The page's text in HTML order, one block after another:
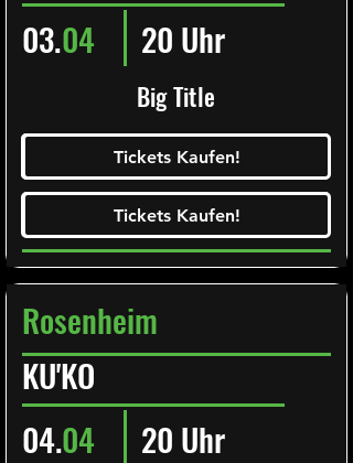
Big Title
03.04 20 Uhr
Tickets Kaufen!
Ticketalarm abonieren!
Tickets Kaufen!
Tickets Kaufen!
Tickets Kaufen!
Rosenheim
KU'KO
04.04 20 Uhr